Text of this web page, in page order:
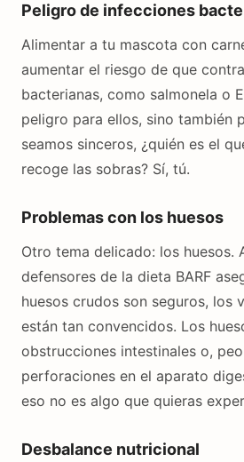
Peligro de infecciones
Alimentar a tu mascota con
aumentar el riesgo de que
bacterianas, como salmonela o
peligro para ellos, sino también
seamos sinceros, ¿quién es el
recoge las sobras? Sí, tú.
Problemas con los huesos
Otro tema delicado: los huesos.
defensores de la dieta BARF
huesos crudos son seguros, los
están tan convencidos. Los
obstrucciones intestinales o,
perforaciones en el aparato
eso no es algo que quieras
Desbalance nutricional